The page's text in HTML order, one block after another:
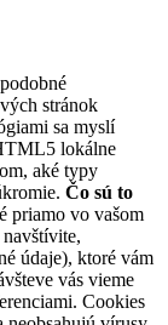
stránok
sa myslí
lokálne
aké typy
Čo sú to
priamo vo vašom
údaje), ktoré vám
vás vieme
Cookies